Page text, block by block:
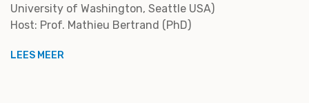
University of Washington, Seattle USA)
Host: Prof. Mathieu Bertrand (PhD)
LEES MEER